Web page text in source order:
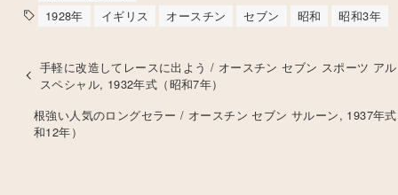
1928年
イギリス オースチン セブン 昭和 昭和3年
手軽に改造してレースに出よう / オースチン セブン スポーツ ア
スペシャル, 1932年式（昭和7年）
根強い人気のロングセラー / オースチン セブン サルーン, 1937年
和12年）